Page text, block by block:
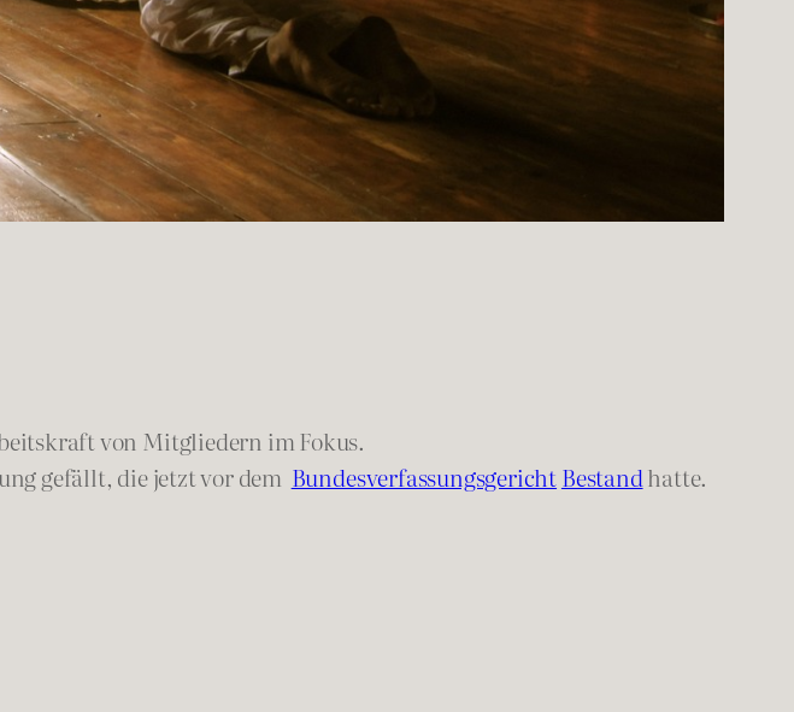
von Mitgliedern im Fokus.
gefällt, die jetzt vor dem BundesverfassungsgerichtBestandhatte.